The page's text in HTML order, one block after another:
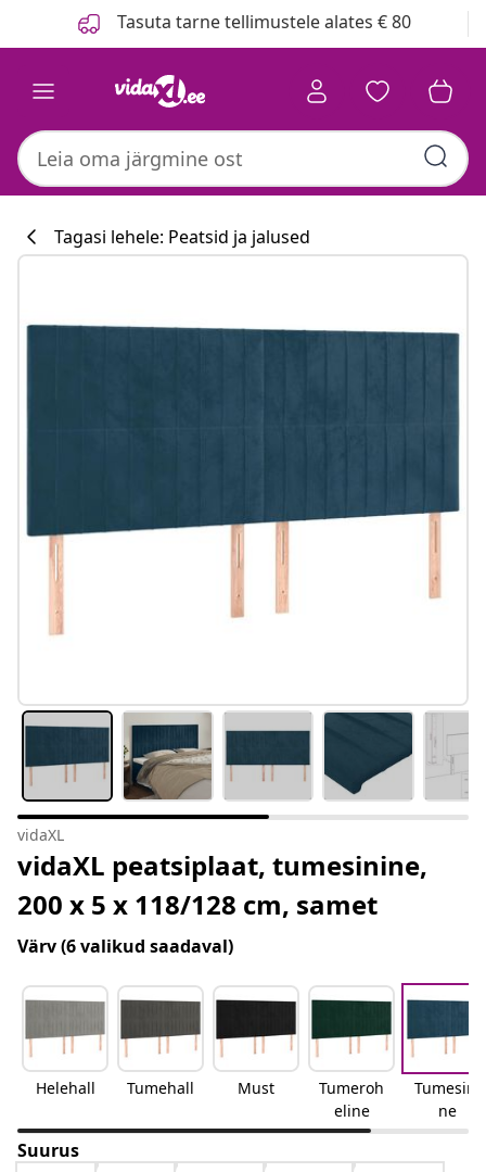
Tasuta tarne tellimustele alates € 80
Tagasi lehele: Peatsid ja jalused
vidaXL
vidaXL peatsiplaat, tumesinine,
200 x 5 x 118/128 cm, samet
Värv(6 valikud saadaval)
Helehall Tumehall Must
Tumeroh
eline
Tumesini
ne
Suurus